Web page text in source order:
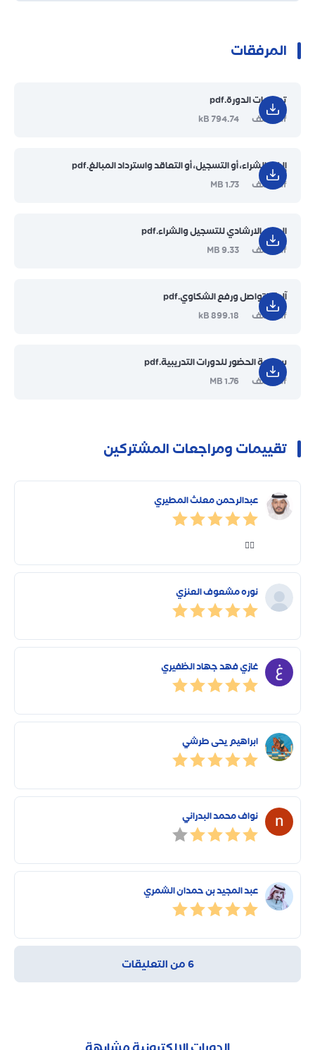
المرفقات
تعليمات الدورة.pdf
pdf ملف
794.74 kB
إلغاء الشراء، أو التسجيل، أو التعاقد واسترداد المبالغ.pdf
pdf ملف
1.73 MB
الدليل الارشادي للتسجيل والشراء.pdf
pdf ملف
9.33 MB
آلية التواصل ورفع الشكاوي.pdf
pdf ملف
899.18 kB
سياسة الحضور للدورات التدريبية.pdf
pdf ملف
1.76 MB
تقييمات ومراجعات المشتركين
عبدالرحمن معلث المطيري
👍🏻
نوره مشعوف العنزي
غازي فهد جهاد الظفيري
ابراهيم يحى طرشي
نواف محمد البدراني
عبد المجيد بن حمدان الشمري
6 من التعليقات